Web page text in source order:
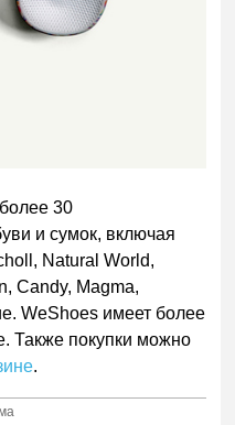
30
и сумок, включая
Natural World,
Candy, Magma,
WeShoes имеет более
Также покупки можно
.